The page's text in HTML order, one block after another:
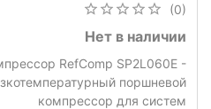
(0)
Нет в наличии
RefComp SP2L060E -
поршневой
компрессор для систем